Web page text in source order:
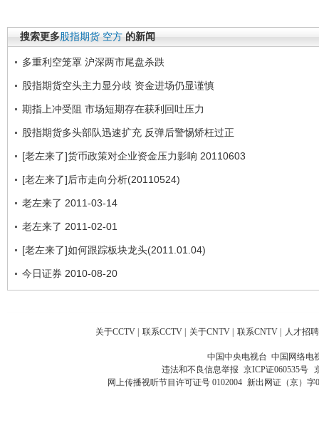
搜索更多股指期货 空方 的新闻
多重利空笼罩 沪深两市尾盘杀跌
股指期货空头主力显分歧 资金进场仍显谨慎
期指上冲受阻 市场短期存在获利回吐压力
股指期货多头部队迅速扩充 反弹后警惕矫枉过正
[老左来了]货币政策对企业资金压力影响 20110603
[老左来了]后市走向分析(20110524)
老左来了 2011-03-14
老左来了 2011-02-01
[老左来了]如何跟踪板块龙头(2011.01.04)
今日证券 2010-08-20
关于CCTV | 联系CCTV | 关于CNTV | 联系CNTV | 人才招聘
中国中央电视台 中国网络电
违法和不良信息举报 京ICP证060535号
网上传播视听节目许可证号 0102004 新出网证（京）